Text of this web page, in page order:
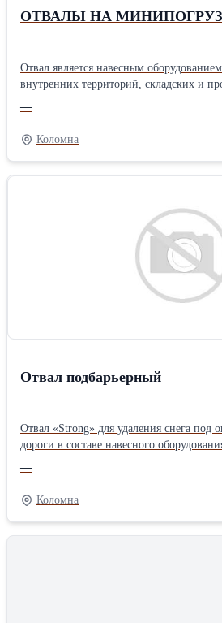
ОТВАЛЫ НА
Отвал является навесным
внутренних территорий, складских и
—
Коломна
Отвал подбарьерный
Отвал «Strong» для удаления снега под
дороги в составе навесного
огибая стойку, и возвращается в
Таким образом, обеспечивается уборка
при прямолинейном движении трактора
—
Коломна